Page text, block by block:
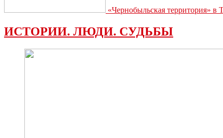
«Чернобыльская территория» в
ИСТОРИИ. ЛЮДИ. СУДЬБЫ